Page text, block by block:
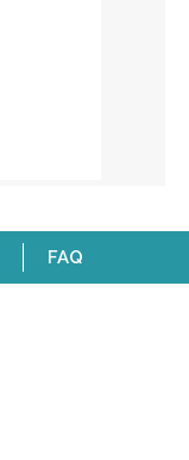
FAQ